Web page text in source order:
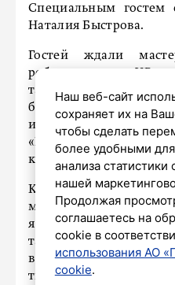
Специальным гостем
Наталия Быстрова.
Гостей ждали
робототехнике, VR,
также спортивные
баскетболу, йоге и
интерес вызвали
«Великие мечты» и
котором поучаствовали
Кульминацией
мечтателей,
ярких костюмах, и
талантов» для детей и
в номинациях
творчество»,
Наш веб-сайт
сохраняет их на
чтобы сделать
более удобными
анализа статистики
нашей
Продолжая
соглашаетесь на
cookie в
использования АО
cookie.